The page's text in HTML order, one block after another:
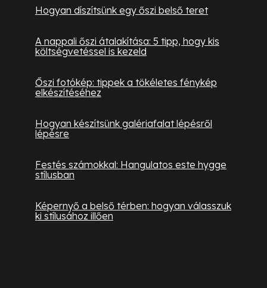
Hogyan díszítsünk egy őszi belső teret
A nappali őszi átalakítása: 5 tipp, hogy kis
költségvetéssel is kezeld
Őszi fotókép: tippek a tökéletes fénykép
elkészítéséhez
Hogyan készítsünk galériafalat lépésről
lépésre
Festés számokkal: Hangulatos este hygge
stílusban
Képernyő a belső térben: hogyan válasszuk
ki stílusához illően